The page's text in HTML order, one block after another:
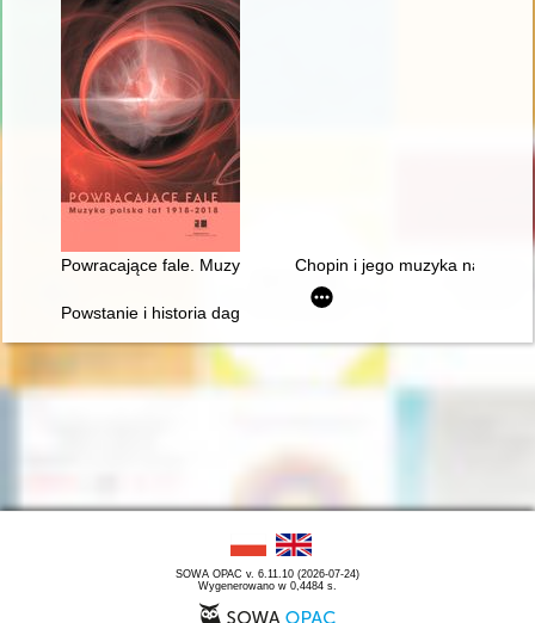
Powracające fale. Muzyka polska lat 1918-2018
Chopin i jego muzyka na
Powstanie i historia dagerotypowych wizerunków Fryderyka
SOWA OPAC v. 6.11.10 (2026-07-24)
Wygenerowano w 0,4484 s.